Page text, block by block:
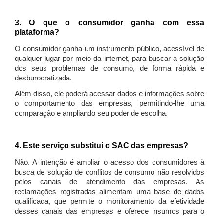
3. O que o consumidor ganha com essa
plataforma?
O consumidor ganha um instrumento público, acessível de
qualquer lugar por meio da internet, para buscar a solução
dos seus problemas de consumo, de forma rápida e
desburocratizada.
Além disso, ele poderá acessar dados e informações sobre
o comportamento das empresas, permitindo-lhe uma
comparação e ampliando seu poder de escolha.
4. Este serviço substitui o SAC das empresas?
Não. A intenção é ampliar o acesso dos consumidores à
busca de solução de conflitos de consumo não resolvidos
pelos canais de atendimento das empresas. As
reclamações registradas alimentam uma base de dados
qualificada, que permite o monitoramento da efetividade
desses canais das empresas e oferece insumos para o